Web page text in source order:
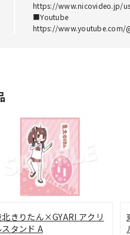
https://www.nicovideo.jp/
■Youtube
https://www.youtube.com/
きりたん×GYARI アクリ
スタンド A